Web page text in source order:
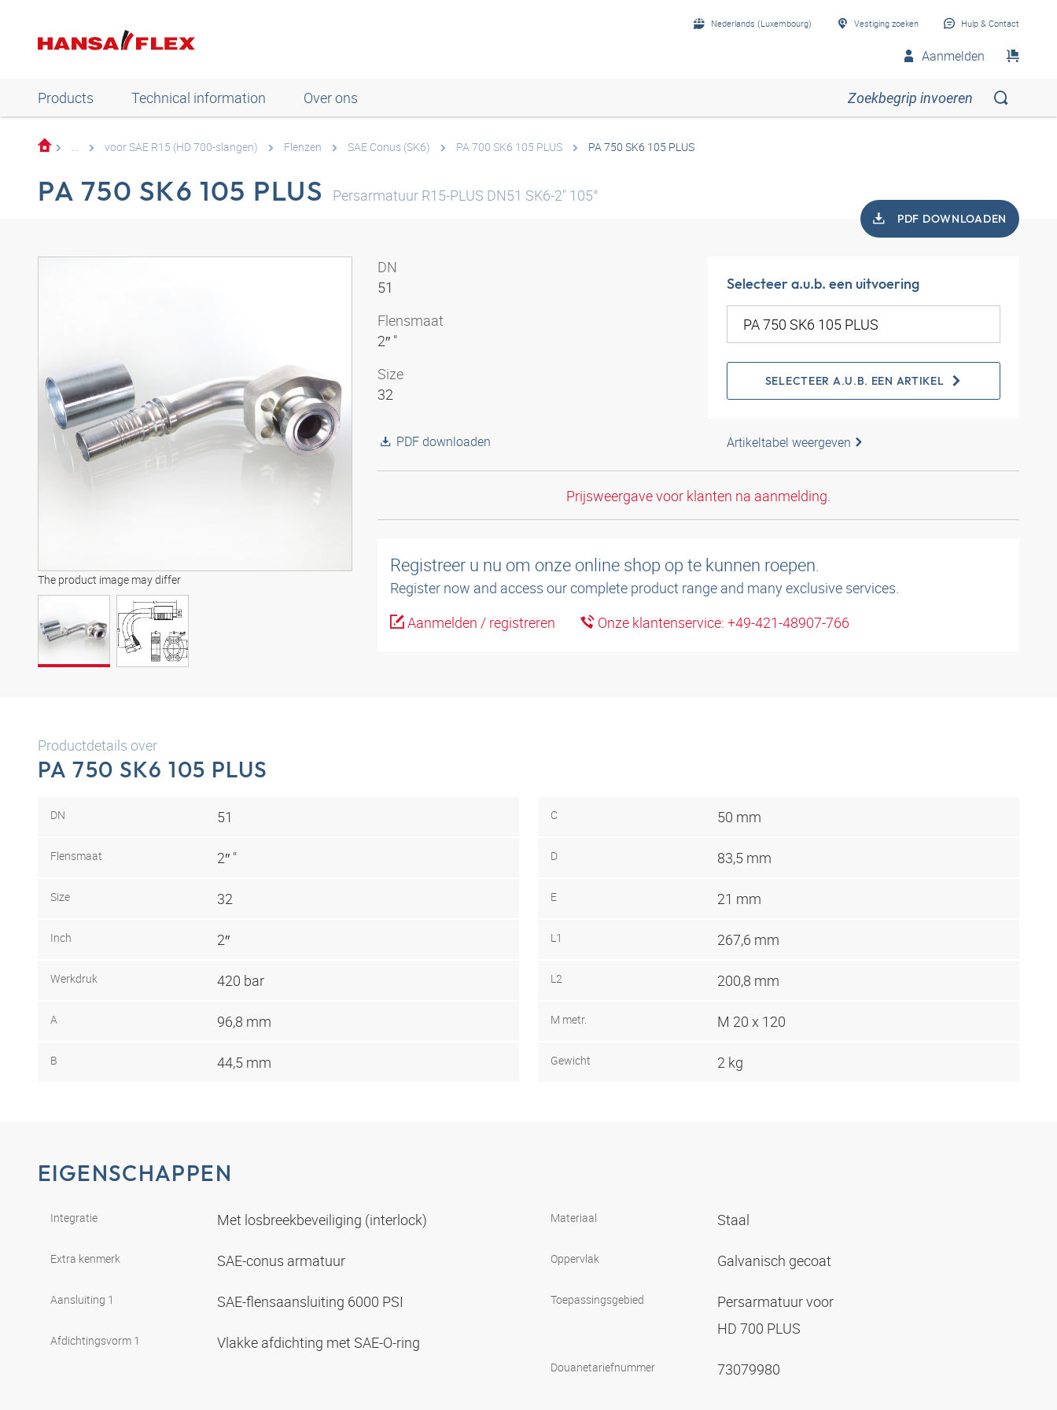
Nederlands (Luxembourg) Vestiging zoeken Hulp & Contact
Aanmelden
Products Technical information Over ons
... voor SAE R15 (HD 700-slangen) Flenzen SAE Conus (SK6) PA 700 SK6 105 PLUS PA 750 SK6 105 PLUS
PA 750 SK6 105 PLUS Persarmatuur R15-PLUS DN51 SK6-2" 105°
PDF DOWNLOADEN
The product image may differ
DN
51
Flensmaat
2″ "
Size
32
PDF downloaden
Selecteer a.u.b. een uitvoering
SELECTEER A.U.B. EEN ARTIKEL
Artikeltabel weergeven
Prijsweergave voor klanten na aanmelding.
Registreer u nu om onze online shop op te kunnen roepen.
Register now and access our complete product range and many exclusive services.
Aanmelden / registreren
Onze klantenservice: +49-421-48907-766
Productdetails over
PA 750 SK6 105 PLUS
DN 51
Flensmaat 2″ "
Size 32
Inch 2″
Werkdruk 420 bar
A 96,8 mm
B 44,5 mm
C 50 mm
D 83,5 mm
E 21 mm
L1 267,6 mm
L2 200,8 mm
M metr. M 20 x 120
Gewicht 2 kg
EIGENSCHAPPEN
Integratie Met losbreekbeveiliging (interlock)
Extra kenmerk SAE-conus armatuur
Aansluiting 1 SAE-flensaansluiting 6000 PSI
Afdichtingsvorm 1 Vlakke afdichting met SAE-O-ring
Materiaal Staal
Oppervlak Galvanisch gecoat
Toepassingsgebied
Persarmatuur voor
HD 700 PLUS
Douanetariefnummer 73079980